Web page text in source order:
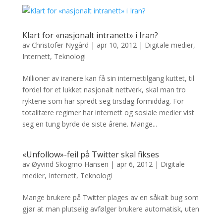
Klart for «nasjonalt intranett» i Iran?
av Christofer Nygård | apr 10, 2012| Digitale medier,
Internett, Teknologi
Millioner av iranere kan få sin internettilgang kuttet, til
fordel for et lukket nasjonalt nettverk, skal man tro
ryktene som har spredt seg tirsdag formiddag. For
totalitære regimer har internett og sosiale medier vist
seg en tung byrde de siste årene. Mange...
«Unfollow»-feil på Twitter skal fikses
av Øyvind Skogmo Hansen | apr 6, 2012| Digitale
medier, Internett, Teknologi
Mange brukere på Twitter plages av en såkalt bug som
gjør at man plutselig avfølger brukere automatisk, uten